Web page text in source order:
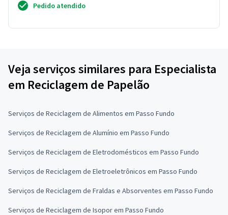
Pedido atendido
Veja serviços similares para Especialista
em Reciclagem de Papelão
Serviços de Reciclagem de Alimentos em Passo Fundo
Serviços de Reciclagem de Alumínio em Passo Fundo
Serviços de Reciclagem de Eletrodomésticos em Passo Fundo
Serviços de Reciclagem de Eletroeletrônicos em Passo Fundo
Serviços de Reciclagem de Fraldas e Absorventes em Passo Fundo
Serviços de Reciclagem de Isopor em Passo Fundo